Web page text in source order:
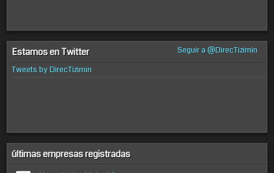
Estamos en Twitter
Seguir a @DirecTizimin
Tweets by DirecTizimin
últimas empresas registradas